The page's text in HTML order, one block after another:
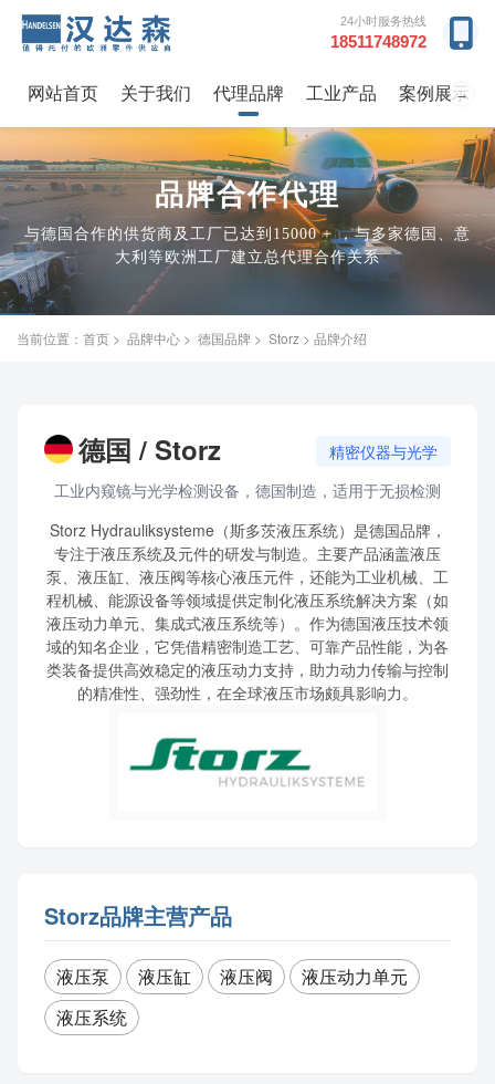
24小时服务热线
18511748972
→
网站首页 关于我们 代理品牌 工业产品 案例展示
品牌合作代理
与德国合作的供货商及工厂已达到15000 + ，与多家德国、意
大利等欧洲工厂建立总代理合作关系
当前位置： 首页 > 品牌中心 > 德国品牌 > Storz > 品牌介绍
德国 / Storz
精密仪器与光学
工业内窥镜与光学检测设备，德国制造，适用于无损检测
Storz Hydrauliksysteme（斯多茨液压系统）是德国品牌，
专注于液压系统及元件的研发与制造。主要产品涵盖液压
泵、液压缸、液压阀等核心液压元件，还能为工业机械、工
程机械、能源设备等领域提供定制化液压系统解决方案（如
液压动力单元、集成式液压系统等）。作为德国液压技术领
域的知名企业，它凭借精密制造工艺、可靠产品性能，为各
类装备提供高效稳定的液压动力支持，助力动力传输与控制
的精准性、强劲性，在全球液压市场颇具影响力。
Storz品牌主营产品
液压泵 液压缸 液压阀
液压动力单元
液压系统